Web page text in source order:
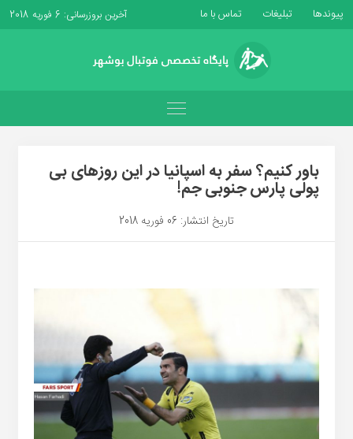
پیوندها تبلیغات تماس با ما آخرین بروزرسانی: 6 فوریه 2018
باور کنیم؟ سفر به اسپانیا در این روزهای بی
پولی پارس جنوبی جم!
تاریخ انتشار: 06 فوریه 2018